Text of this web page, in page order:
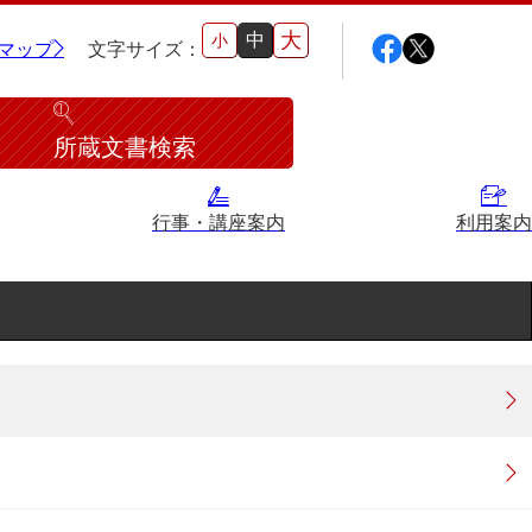
ップ 文字サイズ： 小 中 大
所蔵文書検索
行事・講座案内 利用案内